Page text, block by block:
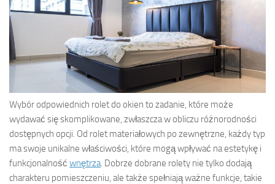
Wybór odpowiednich rolet do okien to zadanie, które może
wydawać się skomplikowane, zwłaszcza w obliczu różnorodności
dostępnych opcji. Od rolet materiałowych po zewnętrzne, każdy typ
ma swoje unikalne właściwości, które mogą wpływać na estetykę i
funkcjonalność wnętrza. Dobrze dobrane rolety nie tylko dodają
charakteru pomieszczeniu, ale także spełniają ważne funkcje, takie